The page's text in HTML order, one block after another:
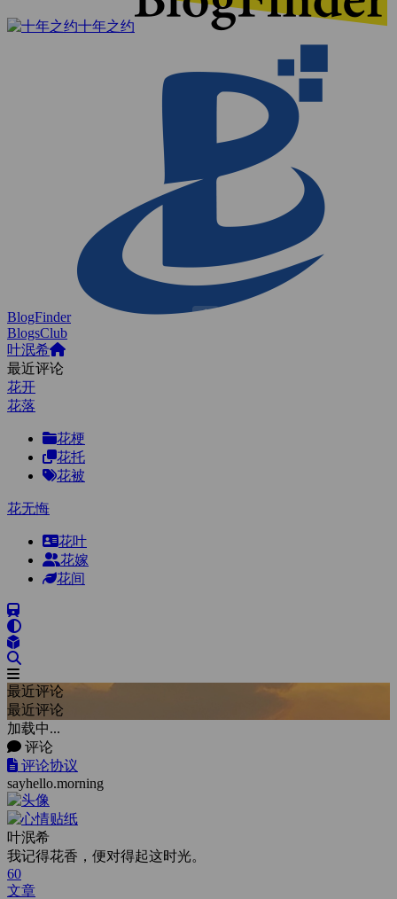
十年之约
BlogFinder
BlogsClub
叶泯希
最近评论
花开
花落
花梗
花托
花被
花无悔
花叶
花嫁
花间
最近评论
最近评论
加载中...
评论
评论协议
sayhello.morning
叶泯希
我记得花香，便对得起这时光。
60
文章